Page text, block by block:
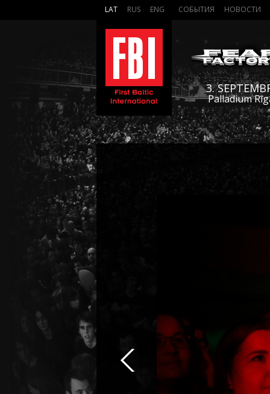
LAT RUS ENG СОБЫТИЯ НОВОСТИ
3.
Palladium